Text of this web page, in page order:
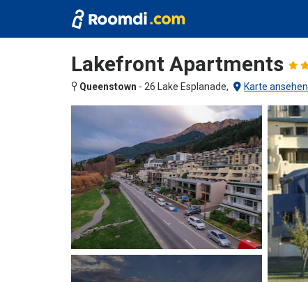
Lakefront Apartments
Queenstown - 26 Lake Esplanade, Karte ansehen